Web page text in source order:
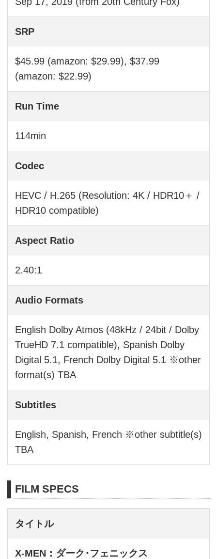
SRP
$45.99 (amazon: $29.99), $37.99
(amazon: $22.99)
Run Time
114min
Codec
HEVC / H.265 (Resolution: 4K / HDR10＋ /
HDR10 compatible)
Aspect Ratio
2.40:1
Audio Formats
English Dolby Atmos (48kHz / 24bit / Dolby
TrueHD 7.1 compatible), Spanish Dolby
Digital 5.1, French Dolby Digital 5.1 ※other
format(s) TBA
Subtitles
English, Spanish, French ※other subtitle(s)
TBA
FILM SPECS
タイトル
X-MEN：ダーク･フェニックス